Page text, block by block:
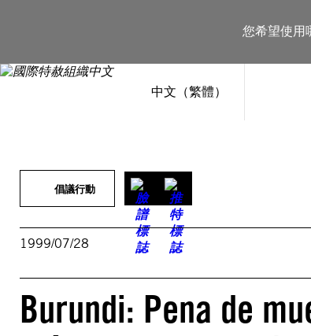
您希望使用
中文（繁體）
內
倡議行動
1999/07/28
Burundi: Pena de